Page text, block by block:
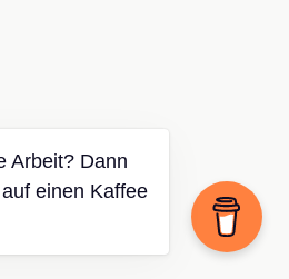
Arbeit? Dann
einen Kaffee